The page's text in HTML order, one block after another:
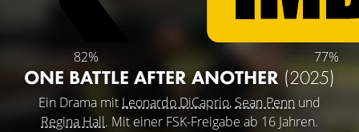
82% 77%
ONE BATTLE AFTER ANOTHER (2025)
Ein Drama mit Leonardo DiCaprio, Sean Penn und
Regina Hall. Mit einer FSK-Freigabe ab 16 Jahren.